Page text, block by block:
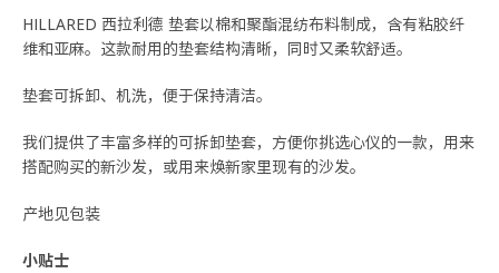
HILLARED 西拉利德 垫套以棉和聚酯混纺布料制成，含有粘胶纤
维和亚麻。这款耐用的垫套结构清晰，同时又柔软舒适。
垫套可拆卸、机洗，便于保持清洁。
我们提供了丰富多样的可拆卸垫套，方便你挑选心仪的一款，用来
搭配购买的新沙发，或用来焕新家里现有的沙发。
产地见包装
小贴士